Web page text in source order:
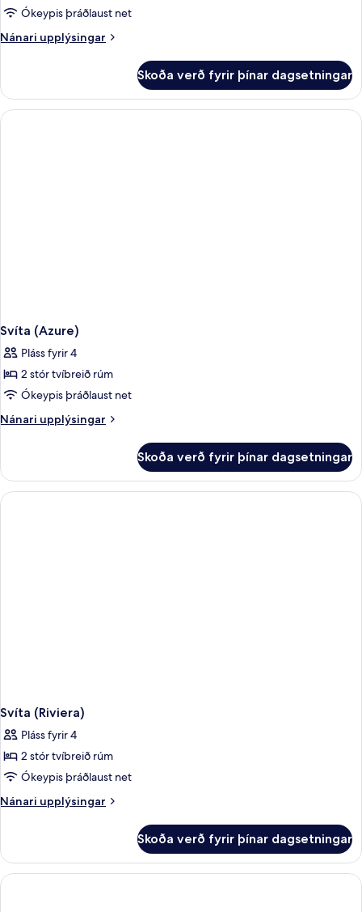
Ókeypis þráðlaust net
Nánari upplýsingar
Nánari
herbergi
(Sea
View
Skoða verð fyrir þínar dagsetningar
Svíta (Azure)
Pláss fyrir 4
2 stór tvíbreið rúm
Ókeypis þráðlaust net
Nánari upplýsingar
Nánari
(Azure)
Skoða verð fyrir þínar dagsetningar
Svíta (Riviera)
Pláss fyrir 4
2 stór tvíbreið rúm
Ókeypis þráðlaust net
Nánari upplýsingar
Nánari
(Riviera)
Skoða verð fyrir þínar dagsetningar